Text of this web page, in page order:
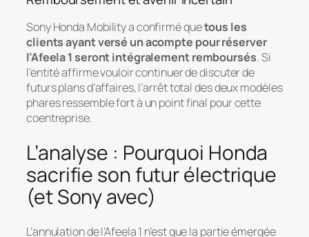
Sony Honda Mobility a confirmé quetous les
clients ayant versé un acompte pour réserver
l’Afeela 1 seront intégralement remboursés. Si
l’entité affirme vouloir continuer de discuter de
futurs plans d’affaires, l’arrêt total des deux modèles
phares ressemble fort à un point final pour cette
coentreprise.
L’analyse : Pourquoi Honda
sacrifie son futur électrique
(et Sony avec)
L’annulation de l’Afeela 1 n’est que la partie émergée